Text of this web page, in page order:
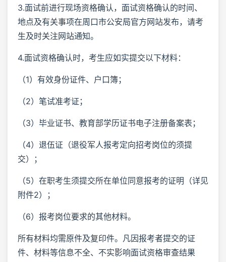
3.面试前进行现场资格确认，面试资格确认的时间、
地点及有关事项在周口市公安局官方网站发布，请考
生及时关注网站通知。
4.面试资格确认时，考生应如实提交以下材料：
（1）有效身份证件、户口簿；
（2）笔试准考证；
（3）毕业证书、教育部学历证书电子注册备案表；
（4）退伍证（退役军人报考定向招考岗位的须提
交）；
（5）在职考生须提交所在单位同意报考的证明（详见
附件2）；
（6）报考岗位要求的其他材料。
所有材料均需原件及复印件。凡因报考者提交的证
件、材料等信息不全、不实影响面试资格审查结果